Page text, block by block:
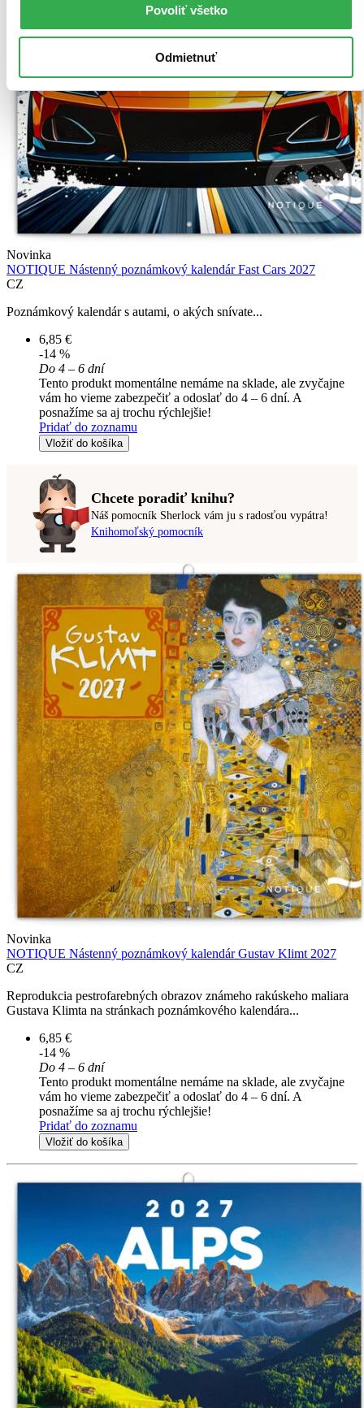
Povoliť všetko
Odmietnuť
Novinka
NOTIQUE Nástenný poznámkový kalendár Fast Cars 2027
CZ
Poznámkový kalendár s autami, o akých snívate...
6,85 €
-14 %
Do 4 – 6 dní
Tento produkt momentálne nemáme na sklade, ale zvyčajne
vám ho vieme zabezpečiť a odoslať do 4 – 6 dní. A
posnažíme sa aj trochu rýchlejšie!
Pridať do zoznamu
Vložiť do košíka
Chcete poradiť knihu?
Náš pomocník Sherlock vám ju s radosťou vypátra!
Knihomoľský pomocník
Novinka
NOTIQUE Nástenný poznámkový kalendár Gustav Klimt 2027
CZ
Reprodukcia pestrofarebných obrazov známeho rakúskeho maliara
Gustava Klimta na stránkach poznámkového kalendára...
6,85 €
-14 %
Do 4 – 6 dní
Tento produkt momentálne nemáme na sklade, ale zvyčajne
vám ho vieme zabezpečiť a odoslať do 4 – 6 dní. A
posnažíme sa aj trochu rýchlejšie!
Pridať do zoznamu
Vložiť do košíka